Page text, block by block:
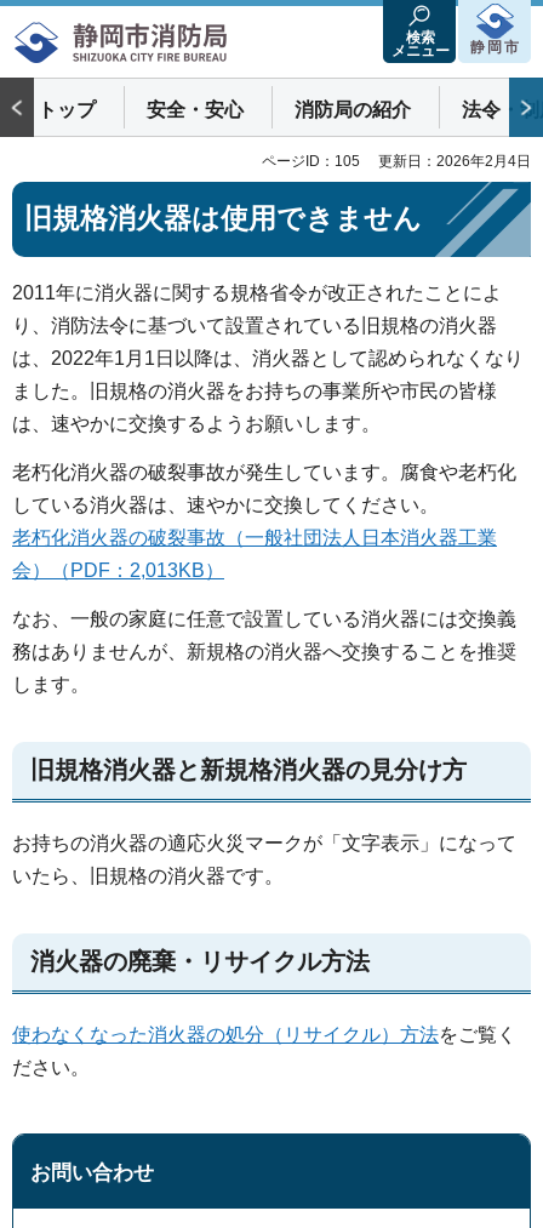
静岡市消防局
検索
メニュー
静岡市
トップ 安全・安心 消防局の紹介 法令・制
ページID：105 更新日：2026年2月4日
旧規格消火器は使用できません
2011年に消火器に関する規格省令が改正されたことによ
り、消防法令に基づいて設置されている旧規格の消火器
は、2022年1月1日以降は、消火器として認められなくなり
ました。旧規格の消火器をお持ちの事業所や市民の皆様
は、速やかに交換するようお願いします。
老朽化消火器の破裂事故が発生しています。腐食や老朽化
している消火器は、速やかに交換してください。
老朽化消火器の破裂事故（一般社団法人日本消火器工業
会）（PDF：2,013KB）
なお、一般の家庭に任意で設置している消火器には交換義
務はありませんが、新規格の消火器へ交換することを推奨
します。​​​​​​
旧規格消火器と新規格消火器の見分け方
お持ちの消火器の適応火災マークが「文字表示」になって
いたら、旧規格の消火器です。
消火器の廃棄・リサイクル方法
使わなくなった消火器の処分（リサイクル）方法をご覧く
ださい。
お問い合わせ